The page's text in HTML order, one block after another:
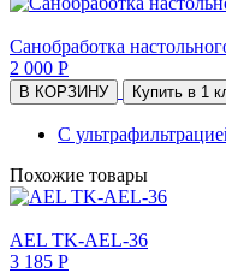
Санобработка
2 000 Р
В КОРЗИНУ Купить в 1
С
Похожие товары
AEL TK-AEL-36
3 185 Р